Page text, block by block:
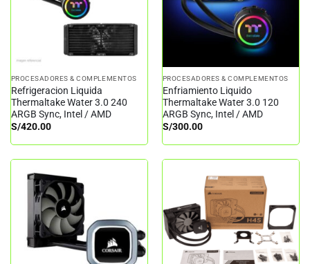
PROCESADORES & COMPLEMENTOS
Refrigeracion Liquida
Thermaltake Water 3.0 240
ARGB Sync, Intel / AMD
S/420.00
PROCESADORES & COMPLEMENTOS
Enfriamiento Liquido
Thermaltake Water 3.0 120
ARGB Sync, Intel / AMD
S/300.00